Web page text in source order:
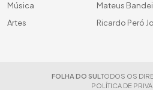
Música
Artes
Mateus
Ricardo Peró
FOLHA DO SUL TODOS OS
POLÍTICA DE